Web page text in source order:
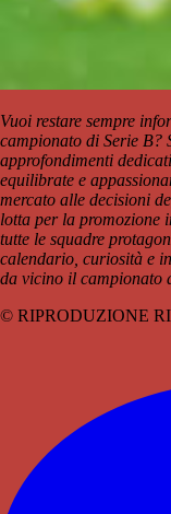
Vuoi restare sempre
campionato di Serie B?
approfondimenti
equilibrate e
mercato alle decisioni
lotta per la promozione
tutte le squadre
calendario, curiosità e
da vicino il campionato
© RIPRODUZIONE